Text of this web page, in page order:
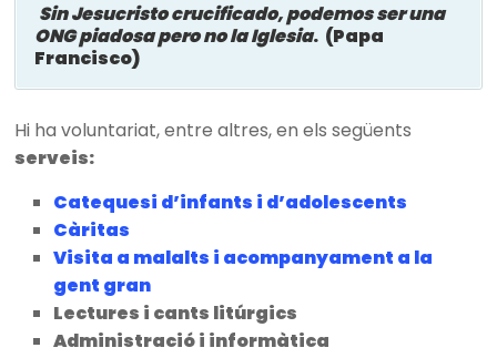
Sin Jesucristo crucificado, podemos ser una
ONG piadosa pero no la Iglesia. (Papa
Francisco)
Hi ha voluntariat, entre altres, en els següents
serveis:
Catequesi d’infants i d’adolescents
Càritas
Visita a malalts i acompanyament a la
gent gran
Lectures i cants litúrgics
Administració i informàtica